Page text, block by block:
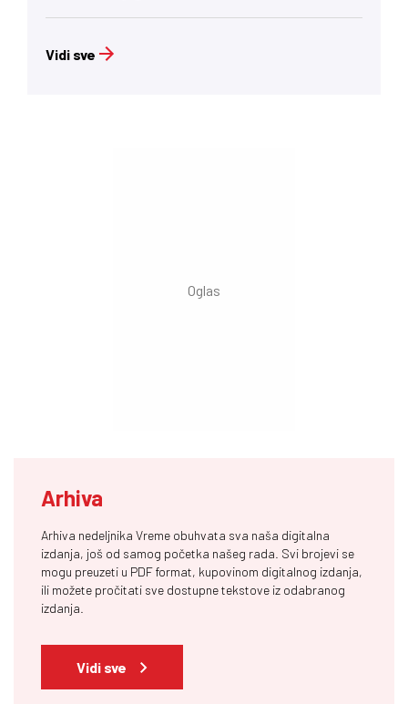
Vidi sve
Arhiva
Arhiva nedeljnika Vreme obuhvata sva naša digitalna
izdanja, još od samog početka našeg rada. Svi brojevi se
mogu preuzeti u PDF format, kupovinom digitalnog izdanja,
ili možete pročitati sve dostupne tekstove iz odabranog
izdanja.
Vidi sve